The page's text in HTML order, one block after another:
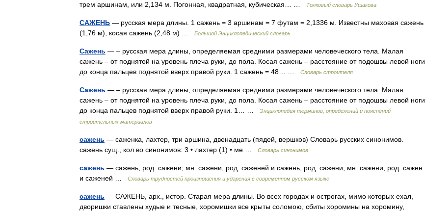
трем аршинам, или 2,134 м. Погонная, квадратная, кубическая… …
Толковый словарь Ушакова
САЖЕНЬ — русская мера длины. 1 сажень = 3 аршинам = 7 футам = 2,1336 м. Известны маховая сажень
(1,76 м), косая сажень (2,48 м) …
Большой Энциклопедический словарь
Сажень — – русская мера длины, определяемая средними размерами человеческого тела. Малая
сажень – от поднятой на уровень плеча руки, до пола. Косая сажень – расстояние от подошвы левой ноги
до конца пальцев поднятой вверх правой руки. 1 сажень = 48… …
Словарь строителя
Сажень — – русская мера длины, определяемая средними размерами человеческого тела. Малая
сажень – от поднятой на уровень плеча руки, до пола. Косая сажень – расстояние от подошвы левой ноги
до конца пальцев поднятой вверх правой руки. 1… …
Энциклопедия терминов, определений и пояснений
строительных материалов
сажень — саженка, лахтер, три аршина, двенадцать (пядей, вершков) Словарь русских синонимов.
сажень сущ., кол во синонимов: 3 • лахтер (1) • ме …
Словарь синонимов
сажень — сажень, род. сажени; мн. сажени, род. саженей и сажень, род. сажени; мн. сажени, род. сажен
и саженей …
Словарь трудностей произношения и ударения в современном русском языке
сажень — САЖЕНЬ, арх., истор. Старая мера длины. Во всех городах и острогах, мимо которых ехал,
дворишки ставлены худые и тесные, хоромишки все крыты соломою, сбиты хоромины на хоромину,